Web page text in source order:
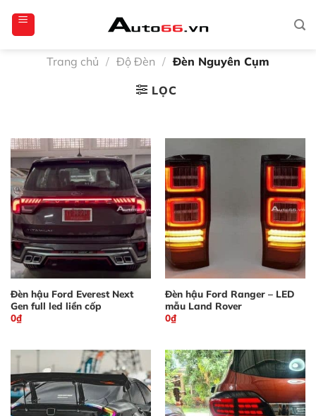
qua
Trang chủ / Độ Đèn / Đèn Nguyên Cụm
LỌC
Đèn hậu Ford Everest Next
Gen full led liền cốp
0₫
Đèn hậu Ford Ranger – LED
mẫu Land Rover
0₫